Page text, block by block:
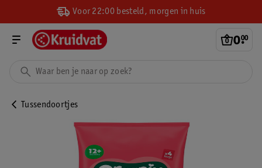
Voor 22:00 besteld, morgen in huis
0.
00
Tussendoortjes